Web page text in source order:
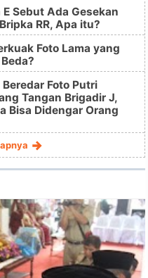
Sebut Ada Gesekan
RR, Apa itu?
Foto Lama yang
Foto Putri
Tangan Brigadir J,
Bisa Didengar Orang